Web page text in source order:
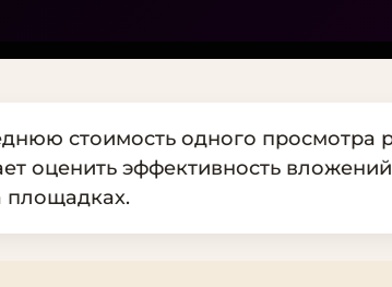
стоимость одного просмотра
оценить эффективность
площадках.